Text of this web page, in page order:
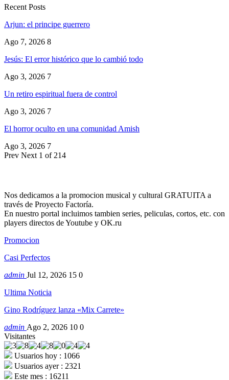
Recent Posts
Arjun: el principe guerrero
Ago 7, 2026 8
Jesús: El error histórico que lo cambió todo
Ago 3, 2026 7
Un retiro espiritual fuera de control
Ago 3, 2026 7
El horror oculto en una comunidad Amish
Ago 3, 2026 7
Prev Next 1 of 214
Nos dedicamos a la promocion musical y cultural GRATUITA a
través de Proyecto Factoría.
En nuestro portal incluimos tambien series, peliculas, cortos, etc. con
players directos de Youtube y OK.ru
Promocion
Casi Perfectos
admin Jul 12, 2026 15 0
Ultima Noticia
Gino Rodríguez lanza «Mix Carrete»
admin Ago 2, 2026 10 0
Visitantes
Usuarios hoy : 1066
Usuarios ayer : 2321
Este mes : 16211